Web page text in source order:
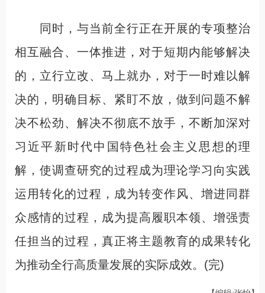
同时，与当前全行正在开展的专项整治
相互融合、一体推进，对于短期内能够解决
的，立行立改、马上就办，对于一时难以解
决的，明确目标、紧盯不放，做到问题不解
决不松劲、解决不彻底不放手，不断加深对
习近平新时代中国特色社会主义思想的理
解，使调查研究的过程成为理论学习向实践
运用转化的过程，成为转变作风、增进同群
众感情的过程，成为提高履职本领、增强责
任担当的过程，真正将主题教育的成果转化
为推动全行高质量发展的实际成效。(完)